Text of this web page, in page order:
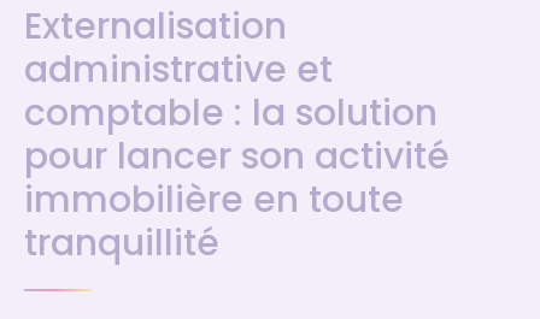
Externalisation
administrative et
comptable : la solution
pour lancer son activité
immobilière en toute
tranquillité